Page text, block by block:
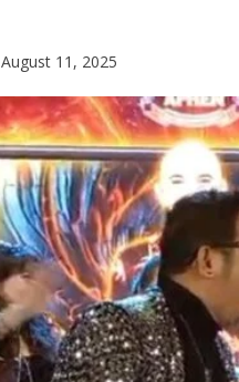
August 11, 2025